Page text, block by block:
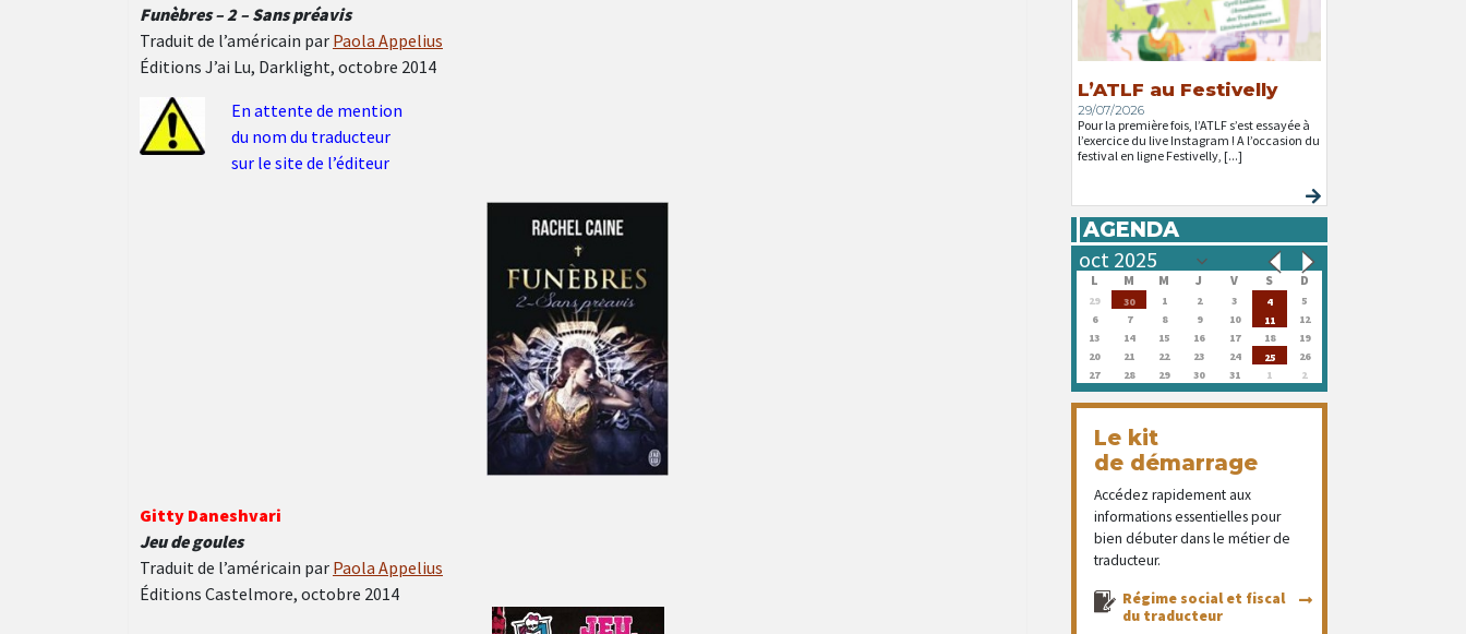
Funèbres – 2 – Sans préavis
Traduit de l’américain par Paola Appelius
Éditions J’ai Lu, Darklight, octobre 2014
En attente de mention
du nom du traducteur
sur le site de l’éditeur
Gitty Daneshvari
Jeu de goules
Traduit de l’américain par Paola Appelius
Éditions Castelmore, octobre 2014
L’ATLF au Festivelly
29/07/2026
Pour la première fois, l’ATLF s’est essayée à
l’exercice du live Instagram ! A l’occasion du
festival en ligne Festivelly, [...]
AGENDA
L M M J V S D
29 30 1 2 3 4
5
6
7 8 9 10 11
12
13
14 15 16 17 18
19
20
21 22 23 24 25
26
27
28 29 30 31 1 2
Le kit
de démarrage
Accédez rapidement aux
informations essentielles pour
bien débuter dans le métier de
traducteur.
Régime social et fiscal
du traducteur